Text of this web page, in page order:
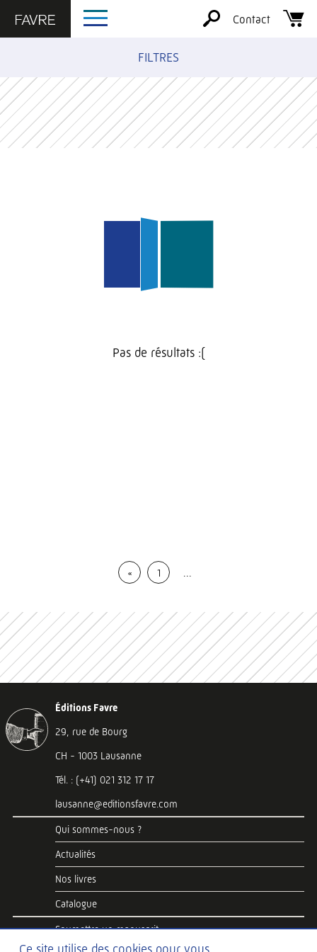
Contact
FILTRES
Pas de résultats :(
« 1 …
Éditions Favre
29, rue de Bourg
CH - 1003 Lausanne
Tél. : (+41) 021 312 17 17
lausanne@editionsfavre.com
Qui sommes-nous ?
Actualités
Nos livres
Catalogue
Soumettre un manuscrit
Ce site utilise des cookies pour vous